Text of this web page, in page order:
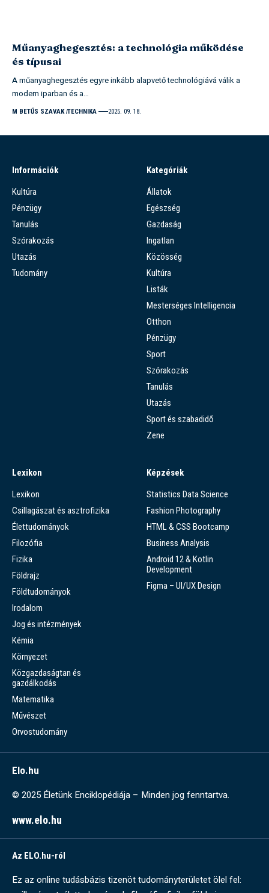
Műanyaghegesztés: a technológia működése
és típusai
A műanyaghegesztés egyre inkább alapvető technológiává válik a
modern iparban és a…
M BETŰS SZAVAK TECHNIKA 2025. 09. 18.
Információk
Kultúra
Pénzügy
Tanulás
Szórakozás
Utazás
Tudomány
Kategóriák
Állatok
Egészség
Gazdaság
Ingatlan
Közösség
Kultúra
Listák
Mesterséges Intelligencia
Otthon
Pénzügy
Sport
Szórakozás
Tanulás
Utazás
Sport és szabadidő
Zene
Lexikon
Lexikon
Csillagászat és asztrofizika
Élettudományok
Filozófia
Fizika
Földrajz
Földtudományok
Irodalom
Jog és intézmények
Kémia
Környezet
Közgazdaságtan és
gazdálkodás
Matematika
Művészet
Orvostudomány
Képzések
Statistics Data Science
Fashion Photography
HTML & CSS Bootcamp
Business Analysis
Android 12 & Kotlin
Development
Figma – UI/UX Design
Elo.hu
© 2025 Életünk Enciklopédiája – Minden jog fenntartva.
www.elo.hu
Az ELO.hu-ról
Ez az online tudásbázis tizenöt tudományterületet ölel fel: